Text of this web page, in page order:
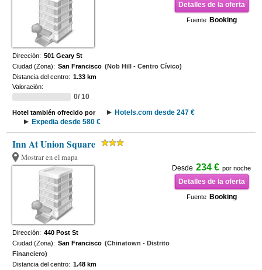
Detalles de la oferta
Fuente Booking
Dirección: 501 Geary St
Ciudad (Zona): San Francisco (Nob Hill - Centro Cívico)
Distancia del centro: 1.33 km
Valoración:
0/ 10
Hotel también ofrecido por
Hotels.com desde 247 €
Expedia desde 580 €
Inn At Union Square
Mostrar en el mapa
Desde 234 € por noche
Detalles de la oferta
Fuente Booking
Dirección: 440 Post St
Ciudad (Zona): San Francisco (Chinatown - Distrito
Financiero)
Distancia del centro: 1.48 km